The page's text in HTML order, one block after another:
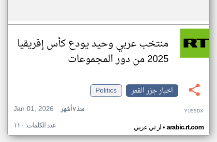
منتخب عربي وحيد يودع كأس إفريقيا
2025 من دور المجموعات
اخبار جزر القمر
Politics
Jan 01, 2026
منذ ٧ أشهر YU55DX
ار تي عربي• arabic.rt.com عدد الكلمات: ١١٠